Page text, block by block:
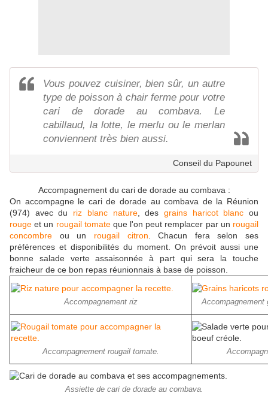
Vous pouvez cuisiner, bien sûr, un autre
type de poisson à chair ferme pour votre
cari de dorade au combava. Le
cabillaud, la lotte, le merlu ou le merlan
conviennent très bien aussi.
Conseil du Papounet
Accompagnement du cari de dorade au combava :
On accompagne le cari de dorade au combava de la Réunion
(974) avec du riz blanc nature, des grains haricot blanc ou
rouge et un rougail tomateque l'on peut remplacer par un rougail
concombre ou un rougail citron . Chacun fera selon ses
préférences et disponibilités du moment. On prévoit aussi une
bonne salade verte assaisonnée à part qui sera la touche
fraicheur de ce bon repas réunionnais à base de poisson.
Accompagnement riz Accompagnement
Accompagnement rougail tomate.
Assiette de cari de dorade au combava.